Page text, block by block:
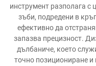
инструмент разполага
зъби, подредени в
ефективно да
запазва прецизност.
дълбаниче, което
точно позициониране и